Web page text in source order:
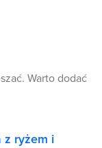
Warto dodać
z ryżem i